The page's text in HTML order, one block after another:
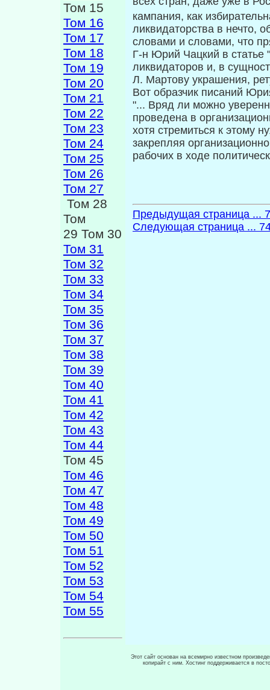
Том 15
Том 16
Том 17
Том 18
Том 19
Том 20
Том 21
Том 22
Том 23
Том 24
Том 25
Том 26
Том 27
Том 28
Том
29 Том 30
Том 31
Том 32
Том 33
Том 34
Том 35
Том 36
Том 37
Том 38
Том 39
Том 40
Том 41
Том 42
Том 43
Том 44
Том 45
Том 46
Том 47
Том 48
Том 49
Том 50
Том 51
Том 52
Том 53
Том 54
Том 55
кампания, как
ликвидаторства в нечто,
словами и словами, что
Г-н Юрий Чацкий в статье
ликвидато­ров и, в
Л. Мартову украше­ния,
Вот образчик писаний
"... Вряд ли можно
проведена в
хотя стремиться к этому
закрепляя
рабочих в ходе
Предыдущая страница ...
Следующая страница ...
Этот сайт основан на всемирно известном
копирайт с ним. Хостинг поддерживается в